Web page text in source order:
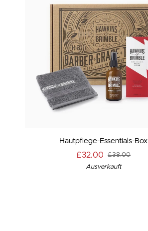
Hautpflege-
Hautpflege-Essentials-Box
£32.00
£38.00
Ausverkauft